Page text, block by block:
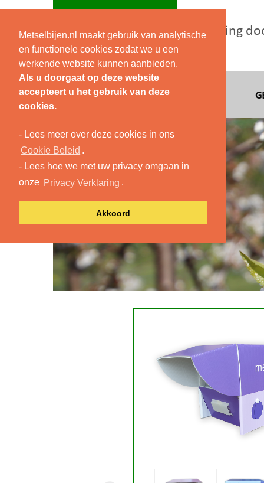
Metselbijen.nl maakt gebruik van analytische
en functionele cookies zodat we u een
werkende website kunnen aanbieden.
Als u doorgaat op deze website
accepteert u het gebruik van deze
cookies.
- Lees meer over deze cookies in ons
Cookie Beleid .
- Lees hoe we met uw privacy omgaan in
onze Privacy Verklaring .
Akkoord
Bestuiving
HOME BESTUIVING